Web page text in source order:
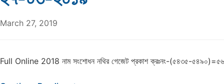
March 27, 2019
Full Online 2018 নাম সংশোধন নথির গেজেট প্রকাশ ক্রঃনং-(৫৪৩৫-